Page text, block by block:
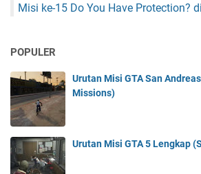
Misi ke-15 Do You Have Protection?
POPULER
Urutan Misi GTA San
Missions)
Urutan Misi GTA 5 Lengkap